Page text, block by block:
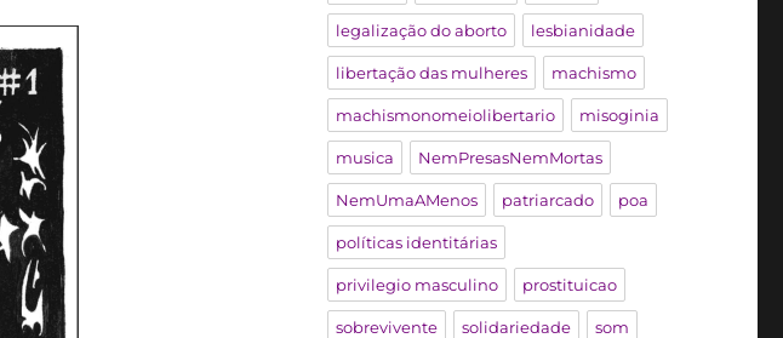
legalização do aborto lesbianidade
libertação das mulheres machismo
machismonomeiolibertario misoginia
musica NemPresasNemMortas
NemUmaAMenos patriarcado poa
políticas identitárias
privilegio masculino prostituicao
sobrevivente solidariedade som